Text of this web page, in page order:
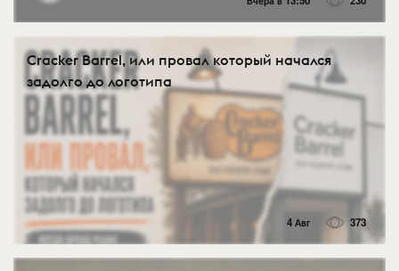
Cracker Barrel, или провал который начался
задолго до логотипа
4 Авг 373